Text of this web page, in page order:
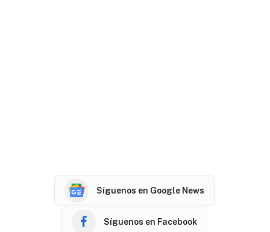
Síguenos en Google News
Síguenos en Facebook